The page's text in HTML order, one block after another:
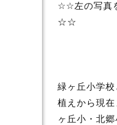
☆☆左の写真
☆☆
緑ヶ丘小学
植えから現
ヶ丘小・北